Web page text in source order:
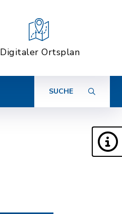
Digitaler Ortsplan
SUCHE